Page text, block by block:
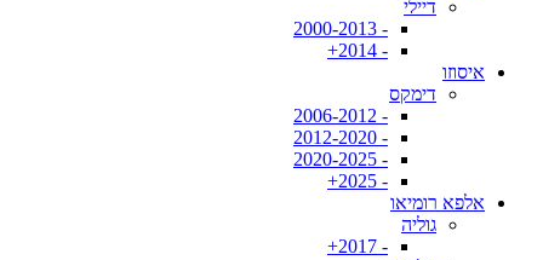
דיילי
- 2000-2013
- 2014+
איסוזו
דימקס
- 2006-2012
- 2012-2020
- 2020-2025
- 2025+
אלפא רומיאו
גוליה
- 2017+